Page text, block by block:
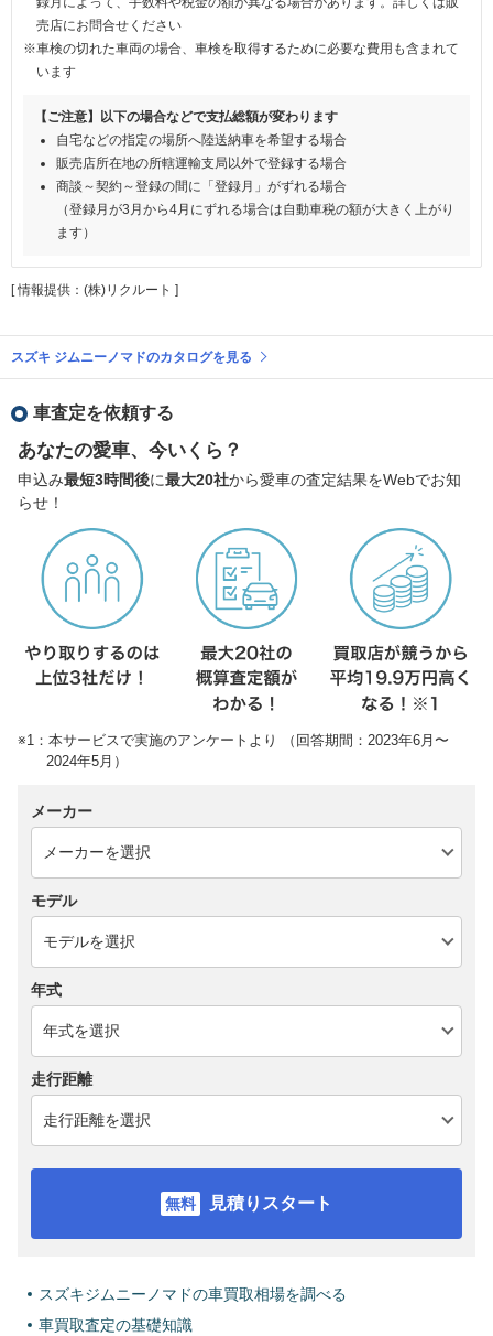
売店にお問合せください
※車検の切れた車両の場合、車検を取得するために必要な費用も含まれて
います
【ご注意】以下の場合などで支払総額が変わります
自宅などの指定の場所へ陸送納車を希望する場合
販売店所在地の所轄運輸支局以外で登録する場合
商談～契約～登録の間に「登録月」がずれる場合
（登録月が3月から4月にずれる場合は自動車税の額が大きく上がり
ます）
[ 情報提供：(株)リクルート ]
スズキ ジムニーノマドのカタログを見る
車査定を依頼する
あなたの愛車、今いくら？
申込み最短3時間後に最大20社から愛車の査定結果をWebでお知
らせ！
※1：本サービスで実施のアンケートより （回答期間：2023年6月〜
2024年5月）
メーカー
モデル
年式
走行距離
見積りスタート
スズキジムニーノマドの車買取相場を調べる
車買取査定の基礎知識